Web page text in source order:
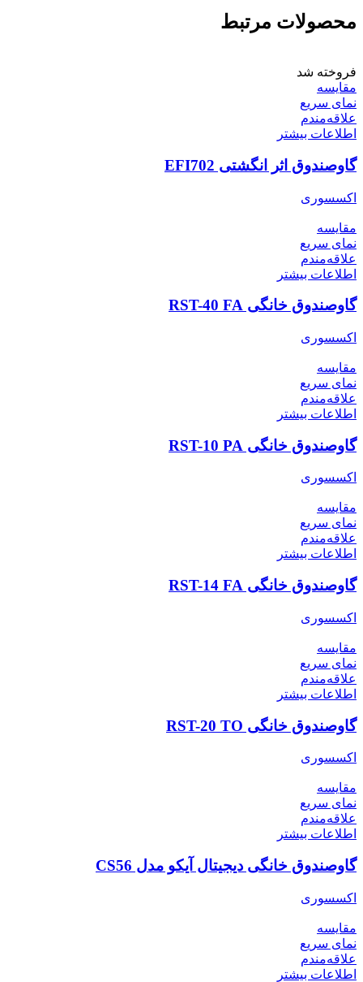
محصولات مرتبط
فروخته شد
مقایسه
نمای سریع
علاقه‌مندم
اطلاعات بیشتر
گاوصندوق اثر انگشتی EFI702
اکسسوری
مقایسه
نمای سریع
علاقه‌مندم
اطلاعات بیشتر
گاوصندوق خانگی RST-40 FA
اکسسوری
مقایسه
نمای سریع
علاقه‌مندم
اطلاعات بیشتر
گاوصندوق خانگی RST-10 PA
اکسسوری
مقایسه
نمای سریع
علاقه‌مندم
اطلاعات بیشتر
گاوصندوق خانگی RST-14 FA
اکسسوری
مقایسه
نمای سریع
علاقه‌مندم
اطلاعات بیشتر
گاوصندوق خانگی RST-20 TO
اکسسوری
مقایسه
نمای سریع
علاقه‌مندم
اطلاعات بیشتر
گاوصندوق خانگی دیجیتال آیکو مدل CS56
اکسسوری
مقایسه
نمای سریع
علاقه‌مندم
اطلاعات بیشتر